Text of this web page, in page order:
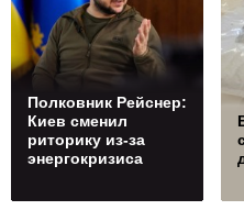
Полковник Рейснер:
Киев сменил
риторику из-за
энергокризиса